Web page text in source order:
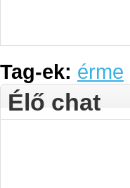
Tag-ek: érme
Élő chat